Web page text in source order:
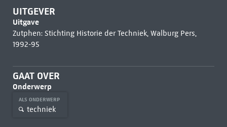
UITGEVER
Uitgave
Zutphen: Stichting Historie der Techniek, Walburg Pers,
1992-95
GAAT OVER
Onderwerp
ALS ONDERWERP
techniek